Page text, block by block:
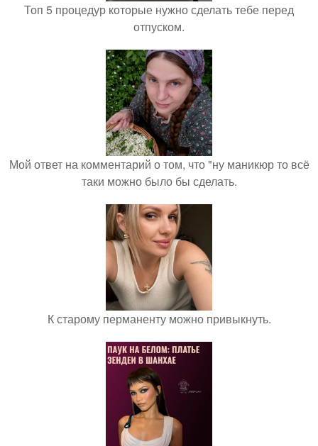
Топ 5 процедур которые нужно сделать тебе перед
отпуском.
Мой ответ на комментарий о том, что "ну маникюр то всё
таки можно было бы сделать.
К старому перманенту можно привыкнуть.